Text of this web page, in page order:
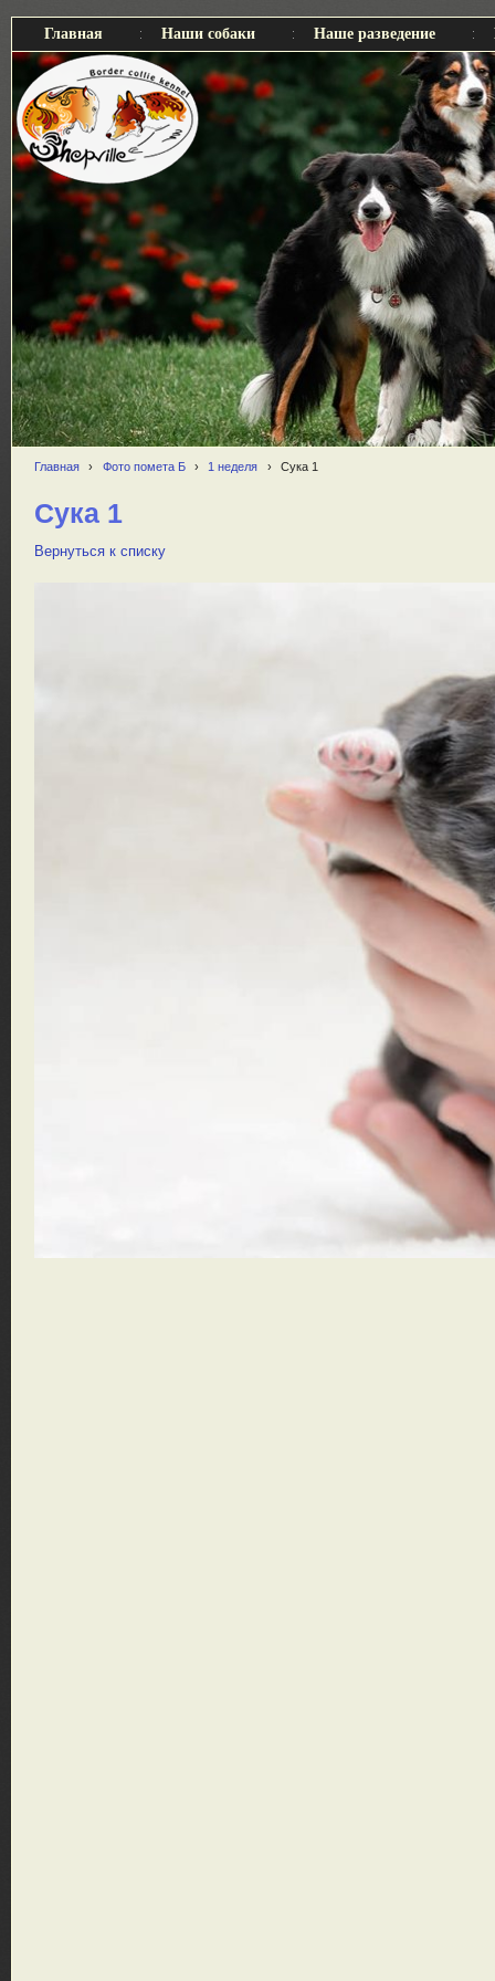
Главная Наши собаки Наше разведение
Главная › Фото помета Б › 1 неделя › Сука 1
Сука 1
Вернуться к списку